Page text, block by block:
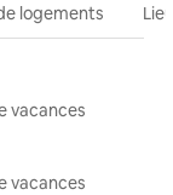
logements
vacances
vacances